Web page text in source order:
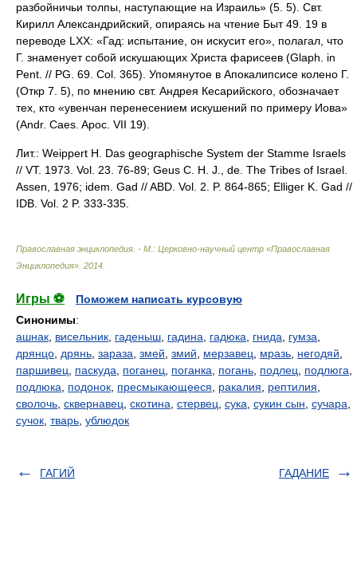
разбойничьи толпы, наступающие на Израиль» (5. 5). Свт.
Кирилл Александрийский, опираясь на чтение Быт 49. 19 в
переводе LXX: «Гад: испытание, он искусит его», полагал, что
Г. знаменует собой искушающих Христа фарисеев (Glaph. in
Pent. // PG. 69. Col. 365). Упомянутое в Апокалипсисе колено Г.
(Откр 7. 5), по мнению свт. Андрея Кесарийского, обозначает
тех, кто «увенчан перенесением искушений по примеру Иова»
(Andr. Caes. Apoc. VII 19).
Лит.: Weippert H. Das geographische System der Stamme Israels
// VT. 1973. Vol. 23. 76-89; Geus C. H. J., de. The Tribes of Israel.
Assen, 1976; idem. Gad // ABD. Vol. 2. P. 864-865; Elliger K. Gad //
IDB. Vol. 2 P. 333-335.
Православная энциклопедия. - М.: Церковно-научный центр «Православная
Энциклопедия» 2014
Игры ⚽
Поможем написать курсовую
Синонимы:
ашнак висельник гаденыш гадина гадюка гнида гумза
дрянцо дрянь зараза змей змий мерзавец мразь негодяй
паршивец
паскуда поганец поганка погань подлец подлюга
подлюка
подонок пресмыкающееся ракалия рептилия
сволочь сквернавец скотина стервец сука сукин сын сучара
сучок тварь ублюдок
ГАГИЙ ГАДАНИЕ